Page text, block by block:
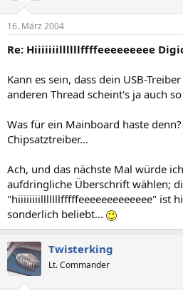
16. März 2004
Re: Hiiiiiiillllllffffeeeeeeeee
Kann es sein, dass dein USB-
anderen Thread scheint's ja auch
Was für ein Mainboard haste
Chipsatztreiber...
Ach, und das nächste Mal würde
aufdringliche Überschrift wählen;
"hiiiiiiiilllllllfffffeeeeeeeeeeeee" ist
sonderlich beliebt...
Twisterking
Lt. Commander